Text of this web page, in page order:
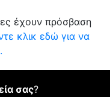
έχουν πρόσβαση
κλικ εδώ για να
σας?